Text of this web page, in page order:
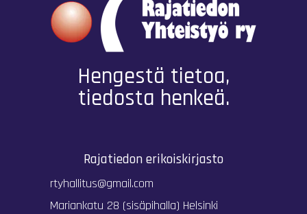
Hengestä tietoa,
tiedosta henkeä.
Rajatiedon erikoiskirjasto
rtyhallitus@gmail.com
Mariankatu 28 (sisäpihalla) Helsinki